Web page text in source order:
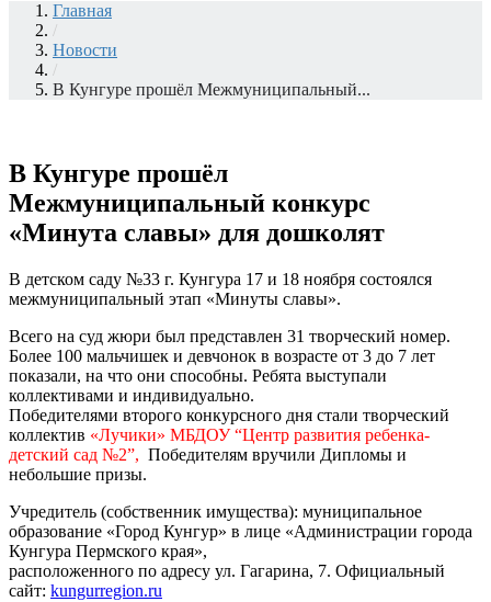
Главная
/
Новости
/
В Кунгуре прошёл Межмуниципальный...
В Кунгуре прошёл
Межмуниципальный конкурс
«Минута славы» для дошколят
В детском саду №33 г. Кунгура 17 и 18 ноября состоялся
межмуниципальный этап «Минуты славы».
Всего на суд жюри был представлен 31 творческий номер.
Более 100 мальчишек и девчонок в возрасте от 3 до 7 лет
показали, на что они способны. Ребята выступали
коллективами и индивидуально.
Победителями второго конкурсного дня стали творческий
коллектив «Лучики» МБДОУ “Центр развития ребенка-
детский сад №2”, Победителям вручили Дипломы и
небольшие призы.
Учредитель (собственник имущества): муниципальное
образование «Город Кунгур» в лице «Администрации города
Кунгура Пермского края»,
расположенного по адресу ул. Гагарина, 7. Официальный
сайт: kungurregion.ru